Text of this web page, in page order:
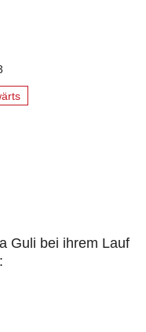
Guli bei ihrem Lauf